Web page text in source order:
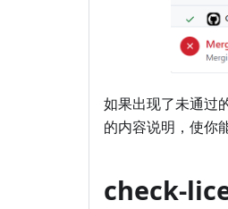
如果出现了未通过
的内容说明，使你
check-